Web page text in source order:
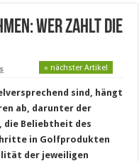
Wer zahlt die
» nächster Artikel
sind, hängt
ab, darunter der
die Beliebtheit des
in Golfprodukten
der jeweiligen